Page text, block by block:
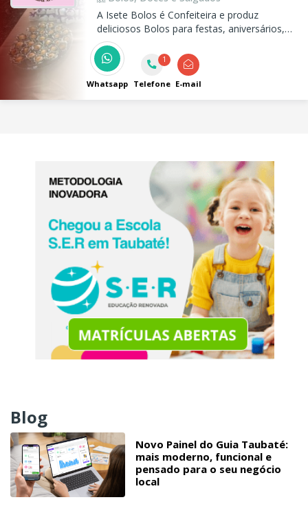
A Isete Bolos é Confeiteira e produz
deliciosos Bolos para festas, aniversários,
café da tarde e eventos, além de centos de
brigadeiro, beijinho, doces finos, salgados e
pão de queijo fresquinho! Somente delivery
e encomendas
Whatsapp
1
Telefone E-mail
Blog
Novo Painel do Guia Taubaté:
mais moderno, funcional e
pensado para o seu negócio
local